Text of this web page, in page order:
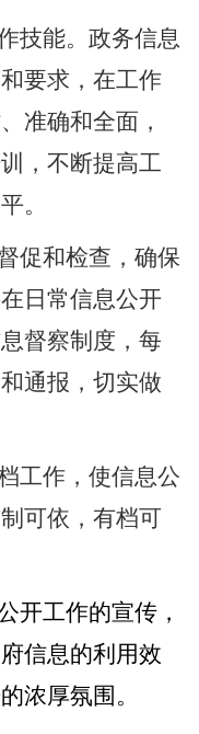
技能。政务信息
要求，在工作
准确和全面，
，不断提高工
。
促和检查，确保
日常信息公开
督察制度，每
通报，切实做
工作，使信息公
可依，有档可
开工作的宣传，
信息的利用效
浓厚氛围。